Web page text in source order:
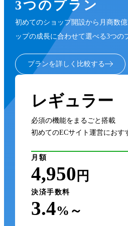
3つのプラン
初めてのショップ開設から月商数
ップの成長に合わせて選べる3つの
プランを詳しく比較する
レギュラー
必須の機能をまるごと搭載
初めてのECサイト運営におす
月額
4,950 円
決済手数料
3.4%～